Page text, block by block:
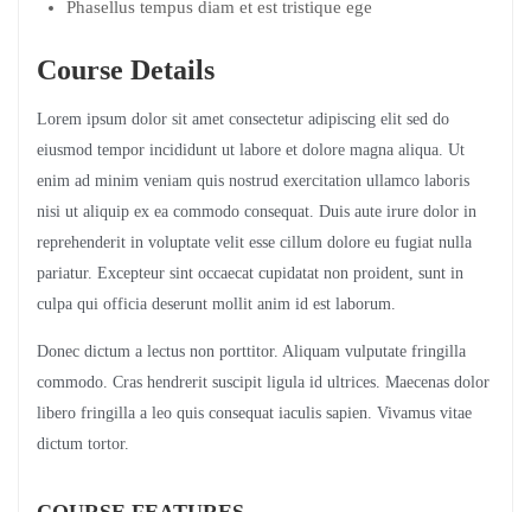
Phasellus tempus diam et est tristique ege
Course Details
Lorem ipsum dolor sit amet consectetur adipiscing elit sed do
eiusmod tempor incididunt ut labore et dolore magna aliqua. Ut
enim ad minim veniam quis nostrud exercitation ullamco laboris
nisi ut aliquip ex ea commodo consequat. Duis aute irure dolor in
reprehenderit in voluptate velit esse cillum dolore eu fugiat nulla
pariatur. Excepteur sint occaecat cupidatat non proident, sunt in
culpa qui officia deserunt mollit anim id est laborum.
Donec dictum a lectus non porttitor. Aliquam vulputate fringilla
commodo. Cras hendrerit suscipit ligula id ultrices. Maecenas dolor
libero fringilla a leo quis consequat iaculis sapien. Vivamus vitae
dictum tortor.